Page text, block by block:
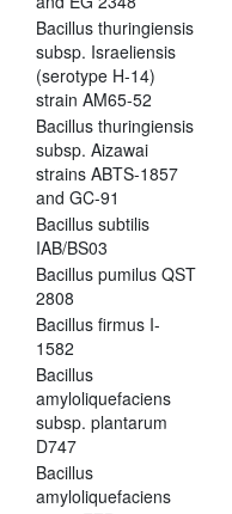
Bacillus thuringiensis
subsp. Israeliensis
(serotype H-14)
strain AM65-52
Bacillus thuringiensis
subsp. Aizawai
strains ABTS-1857
and GC-91
Bacillus subtilis
IAB/BS03
Bacillus pumilus QST
2808
Bacillus firmus I-
1582
Bacillus
amyloliquefaciens
subsp. plantarum
D747
Bacillus
amyloliquefaciens